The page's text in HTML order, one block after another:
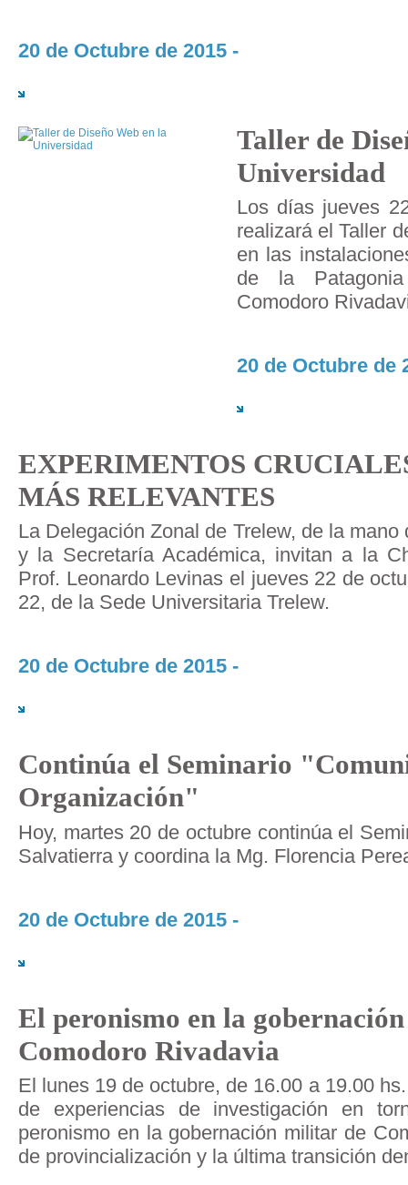
20 de Octubre de 2015 -
Taller de
Universidad
Los días jueves
realizará el Taller
en las
de la
Comodoro
20 de Octubre de
EXPERIMENTOS
MÁS RELEVANTES
La Delegación Zonal de Trelew, de la
y la Secretaría Académica, invitan a la
Prof. Leonardo Levinas el jueves 22 de
22, de la Sede Universitaria Trelew.
20 de Octubre de 2015 -
Continúa el Seminario
Organización"
Hoy, martes 20 de octubre continúa el
Salvatierra y coordina la Mg. Florencia
20 de Octubre de 2015 -
El peronismo en la
Comodoro Rivadavia
El lunes 19 de octubre, de 16.00 a 19.00
de experiencias de investigación en
peronismo en la gobernación militar de
de provincialización y la última transición